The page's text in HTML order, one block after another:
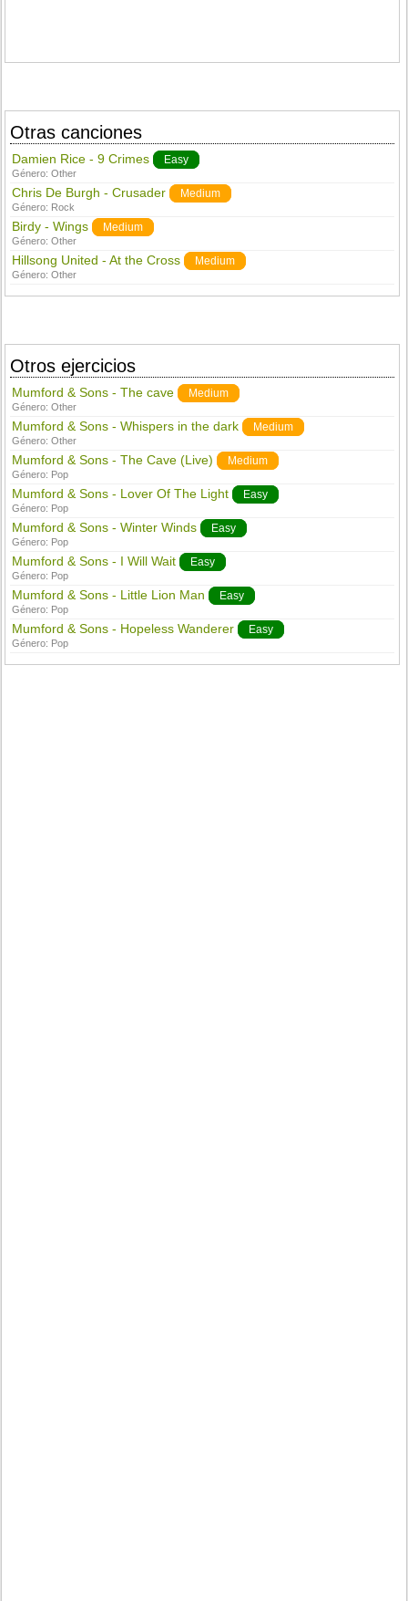
Otras canciones
Damien Rice - 9 Crimes Easy
Género:Other
Chris De Burgh - Crusader Medium
Género: Rock
Birdy - Wings Medium
Género:Other
Hillsong United - At the Cross Medium
Género:Other
Otros ejercicios
Mumford & Sons - The cave Medium
Género:Other
Mumford & Sons - Whispers in the dark Medium
Género:Other
Mumford & Sons - The Cave (Live) Medium
Género: Pop
Mumford & Sons - Lover Of The Light Easy
Género: Pop
Mumford & Sons - Winter Winds Easy
Género: Pop
Mumford & Sons - I Will Wait Easy
Género: Pop
Mumford & Sons - Little Lion Man Easy
Género: Pop
Mumford & Sons - Hopeless Wanderer Easy
Género: Pop